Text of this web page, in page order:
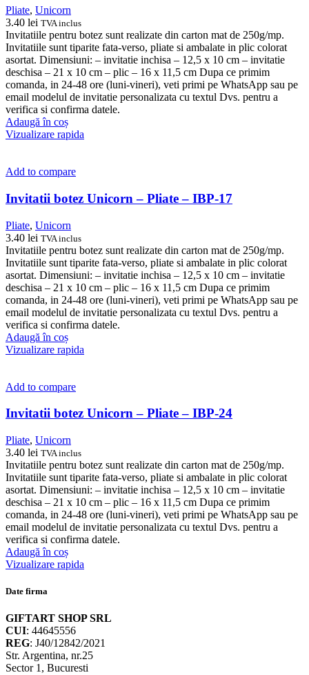
Pliate, Unicorn
3.40 lei TVA inclus
Invitatiile pentru botez sunt realizate din carton mat de 250g/mp.
Invitatiile sunt tiparite fata-verso, pliate si ambalate in plic colorat
asortat. Dimensiuni: – invitatie inchisa – 12,5 x 10 cm – invitatie
deschisa – 21 x 10 cm – plic – 16 x 11,5 cm Dupa ce primim
comanda, in 24-48 ore (luni-vineri), veti primi pe WhatsApp sau pe
email modelul de invitatie personalizata cu textul Dvs. pentru a
verifica si confirma datele.
Adaugă în coș
Vizualizare rapida
Add to compare
Invitatii botez Unicorn – Pliate – IBP-17
Pliate, Unicorn
3.40 lei TVA inclus
Invitatiile pentru botez sunt realizate din carton mat de 250g/mp.
Invitatiile sunt tiparite fata-verso, pliate si ambalate in plic colorat
asortat. Dimensiuni: – invitatie inchisa – 12,5 x 10 cm – invitatie
deschisa – 21 x 10 cm – plic – 16 x 11,5 cm Dupa ce primim
comanda, in 24-48 ore (luni-vineri), veti primi pe WhatsApp sau pe
email modelul de invitatie personalizata cu textul Dvs. pentru a
verifica si confirma datele.
Adaugă în coș
Vizualizare rapida
Add to compare
Invitatii botez Unicorn – Pliate – IBP-24
Pliate, Unicorn
3.40 lei TVA inclus
Invitatiile pentru botez sunt realizate din carton mat de 250g/mp.
Invitatiile sunt tiparite fata-verso, pliate si ambalate in plic colorat
asortat. Dimensiuni: – invitatie inchisa – 12,5 x 10 cm – invitatie
deschisa – 21 x 10 cm – plic – 16 x 11,5 cm Dupa ce primim
comanda, in 24-48 ore (luni-vineri), veti primi pe WhatsApp sau pe
email modelul de invitatie personalizata cu textul Dvs. pentru a
verifica si confirma datele.
Adaugă în coș
Vizualizare rapida
Date firma
GIFTART SHOP SRL
CUI: 44645556
REG: J40/12842/2021
Str. Argentina, nr.25
Sector 1, Bucuresti